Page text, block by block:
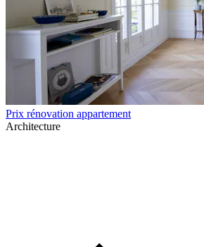
Prix rénovation appartement
Architecture